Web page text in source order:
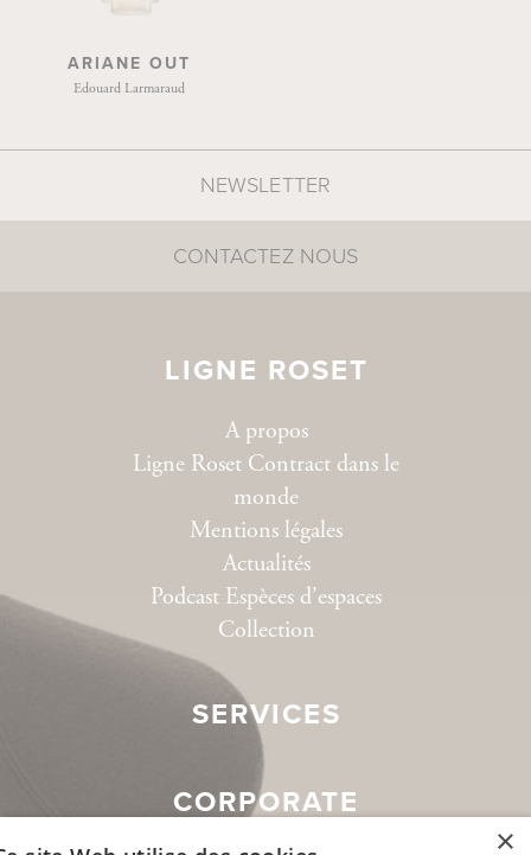
ARIANE OUT
Edouard Larmaraud
LIGNE ROSET
A propos
Ligne Roset Contract dans le
monde
Mentions légales
Actualités
Podcast Espèces d’espaces
Collection
SERVICES
CORPORATE
NEWSLETTER
CONTACTEZ NOUS
×